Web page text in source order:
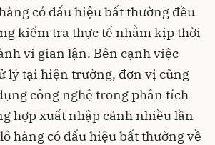
có dấu hiệu bất thường đều
kiểm tra thực tế nhằm kịp thời
vi gian lận. Bên cạnh việc
lý tại hiện trường, đơn vị cũng
công nghệ trong phân tích
hợp xuất nhập cảnh nhiều lần
hàng có dấu hiệu bất thường về